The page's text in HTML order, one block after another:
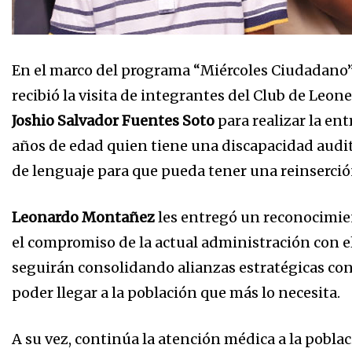
En el marco del programa “Miércoles
recibió la visita de integrantes del Club de
Joshio Salvador Fuentes Soto para realizar la
años de edad quien tiene una discapacidad
de lenguaje para que pueda tener una
Leonardo Montañezles entregó un
el compromiso de la actual administración con
seguirán consolidando alianzas estratégicas
poder llegar a la población que más lo necesita.
A su vez, continúa la atención médica a la